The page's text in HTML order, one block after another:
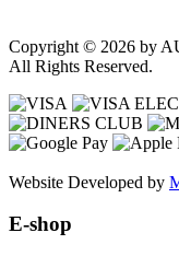
Copyright © 2026 by
All Rights Reserved.
Website Developed by
E-shop